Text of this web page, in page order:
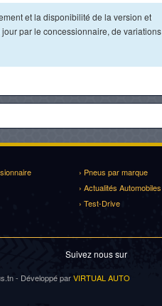
et la disponibilité de la version et
par le concessionnaire, de variations
› Pneus par marque
› Actualités Automobiles
› Test-Drive
Suivez nous sur
- Développé parVIRTUAL AUTO